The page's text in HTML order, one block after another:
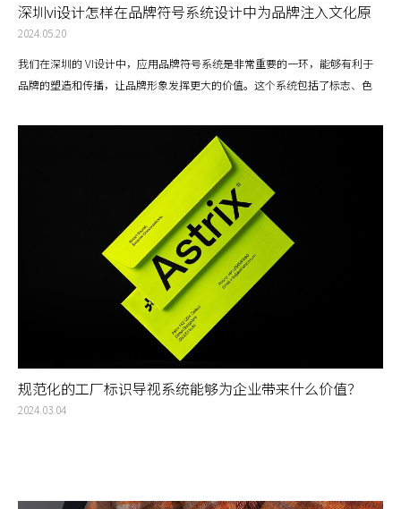
深圳vi设计怎样在品牌符号系统设计中为品牌注入文化原
力？
2024.05.20
我们在深圳的 VI设计中，应用品牌符号系统是非常重要的一环，能够有利于
品牌的塑造和传播，让品牌形象发挥更大的价值。这个系统包括了标志、色
规范化的工厂标识导视系统能够为企业带来什么价值？
2024.03.04